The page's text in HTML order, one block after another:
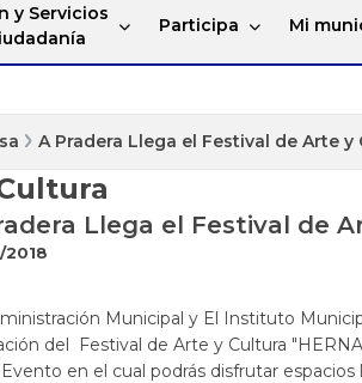
y Servicios
Participa Mi
A Pradera Llega el Festival de Arte y
Llega el Festival de
2018
Municipal y El Instituto
del Festival de Arte y Cultura
en el cual podrás disfrutar